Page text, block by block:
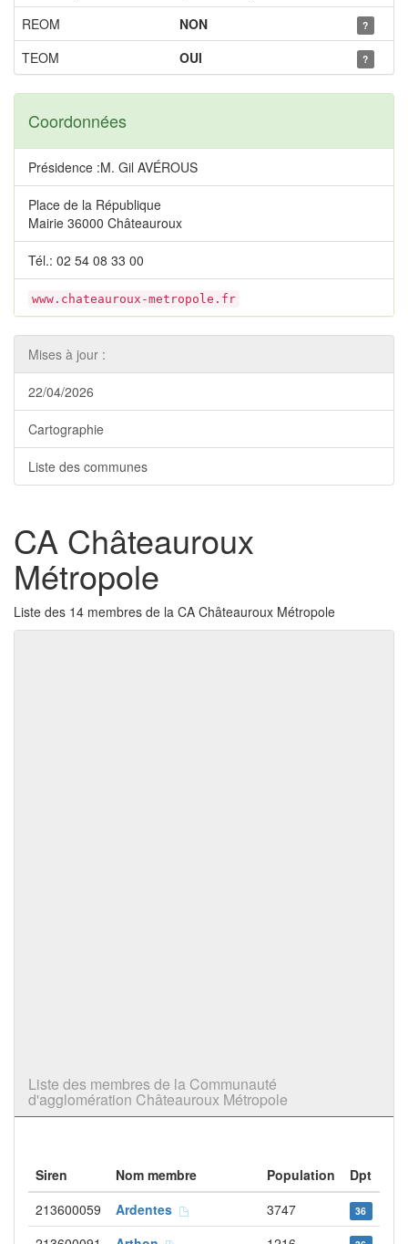
REOM
NON ?
TEOM OUI ?
Coordonnées
Présidence :M. Gil AVÉROUS
Place de la République
Mairie 36000 Châteauroux
Tél.: 02 54 08 33 00
www.chateauroux-metropole.fr
Mises à jour :
22/04/2026
Cartographie
Liste des communes
CA Châteauroux
Métropole
Liste des 14 membres de la CA Châteauroux Métropole
Liste des membres de la Communauté
d'agglomération Châteauroux Métropole
Siren Nom membre Population
Dpt
213600059
Ardentes 3747 36